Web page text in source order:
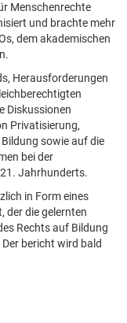
Menschenrechte
und brachte mehr
dem akademischen
Herausforderungen
Diskussionen
Privatisierung,
sowie auf die
bei der
Jahrhunderts.
in Form eines
der die gelernten
Rechts auf Bildung
bericht wird bald